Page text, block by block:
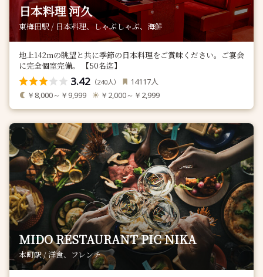
日本料理 河久
東梅田駅 / 日本料理、しゃぶしゃぶ、海鮮
地上142mの眺望と共に季節の日本料理をご賞味ください。ご宴会
に完全個室完備。 【50名迄】
3.42 （240人） 14117人
￥8,000～￥9,999 ￥2,000～￥2,999
MIDO RESTAURANT PIC NIKA
本町駅 / 洋食、フレンチ